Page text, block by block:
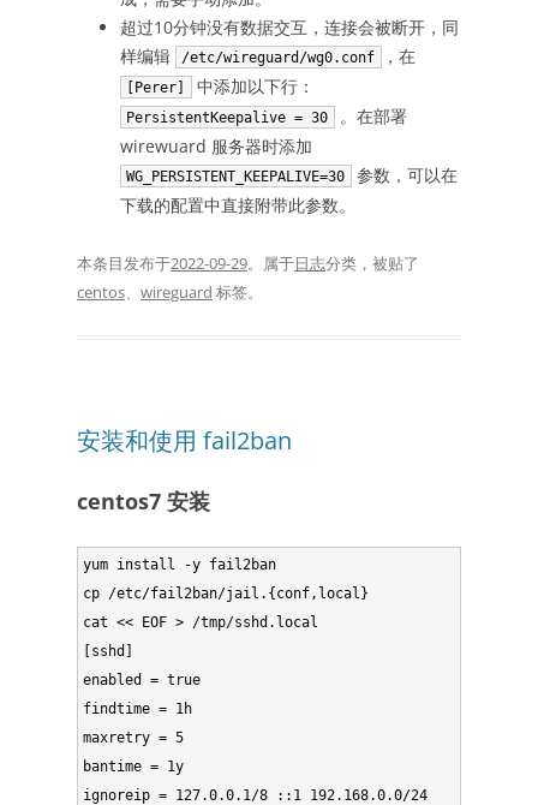
超过10分钟没有数据交互，连接会被断开，同
样编辑
/etc/wireguard/wg0.conf ，在
[Perer] 中添加以下行：
PersistentKeepalive = 30
。在部署
wirewuard 服务器时添加
WG_PERSISTENT_KEEPALIVE=30
参数，可以在
下载的配置中直接附带此参数。
本条目发布于2022-09-29。属于日志分类，被贴了
centos、 wireguard 标签。
安装和使用 fail2ban
centos7 安装
yum install -y fail2ban
cp /etc/fail2ban/jail.{conf,local}
cat << EOF > /tmp/sshd.local
[sshd]
enabled = true
findtime = 1h
maxretry = 5
bantime = 1y
ignoreip = 127.0.0.1/8 ::1 192.168.0.0/24